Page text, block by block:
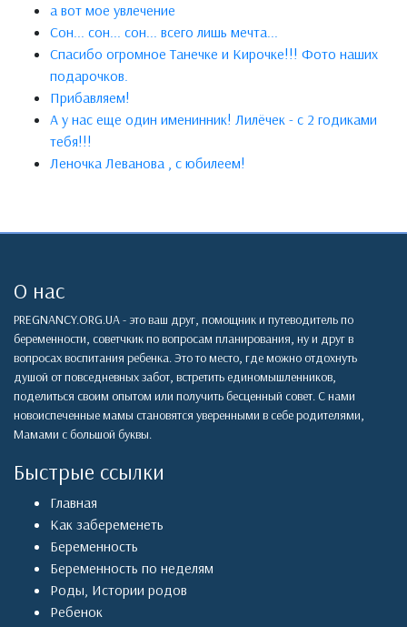
а вот мое увлечение
Сон... сон... сон... всего лишь мечта...
Спасибо огромное Танечке и Кирочке!!! Фото наших
подарочков.
Прибавляем!
А у нас еще один именинник! Лилёчек - с 2 годиками
тебя!!!
Леночка Леванова , с юбилеем!
О нас
PREGNANCY.ORG.UA - это ваш друг, помощник и путеводитель по
беременности, советчкик по вопросам планирования, ну и друг в
вопросах воспитания ребенка. Это то место, где можно отдохнуть
душой от повседневных забот, встретить единомышленников,
поделиться своим опытом или получить бесценный совет. С нами
новоиспеченные мамы становятся уверенными в себе родителями,
Мамами с большой буквы.
Быстрые ссылки
Главная
Как забеременеть
Беременность
Беременность по неделям
Роды, Истории родов
Ребенок